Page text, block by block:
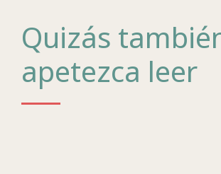
Quizás
apetezca leer